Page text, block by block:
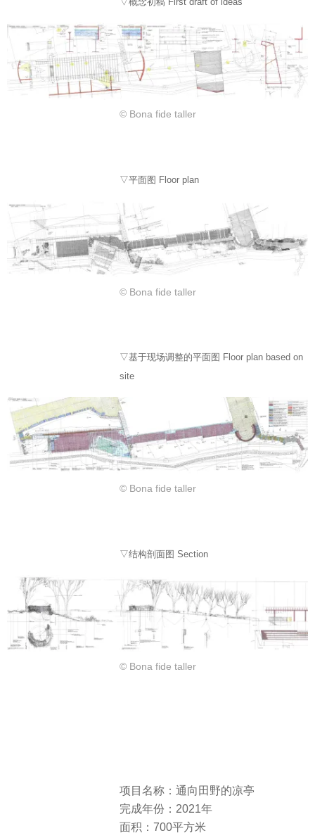
© Bona fide taller
▽平面图 Floor plan
© Bona fide taller
▽基于现场调整的平面图 Floor plan based on
site
© Bona fide taller
▽结构剖面图 Section
© Bona fide taller
项目名称：通向田野的凉亭
完成年份：2021年
面积：700平方米